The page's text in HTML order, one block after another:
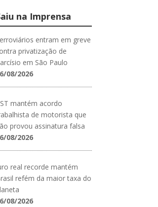
na Imprensa
entram em greve
privatização de
em São Paulo
08/2026
mantém acordo
de motorista que
provou assinatura falsa
08/2026
real recorde mantém
refém da maior taxa do
08/2026